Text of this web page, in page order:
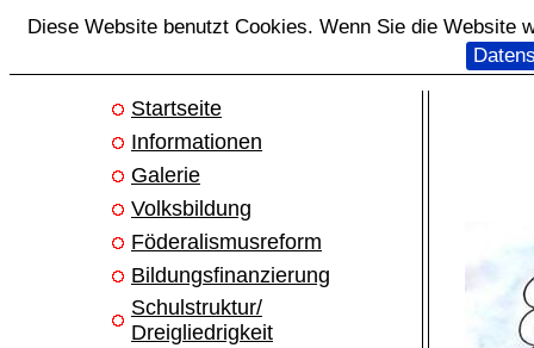
Diese Website benutzt Cookies. Wenn Sie die Website
Startseite
Informationen
Galerie
Volksbildung
Föderalismusreform
Bildungsfinanzierung
Schulstruktur/
Dreigliedrigkeit